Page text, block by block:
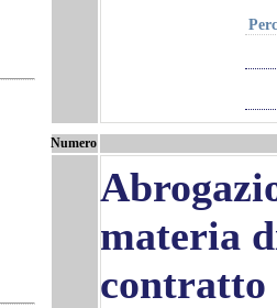
Numero
materia
contratto